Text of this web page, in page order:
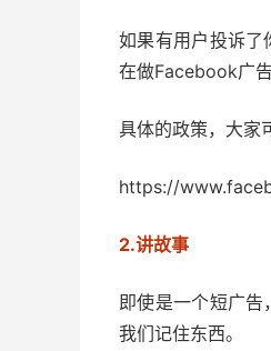
如果有用户投诉了
在做Facebook广
具体的政策，大家
https://
2.讲故事
即使是一个短广
我们记住东西。